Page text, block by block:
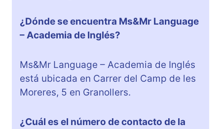
¿Dónde se encuentra Ms&Mr Language
– Academia de Inglés?
Ms&Mr Language – Academia de Inglés
está ubicada en Carrer del Camp de les
Moreres, 5 en Granollers.
¿Cuál es el número de contacto de la